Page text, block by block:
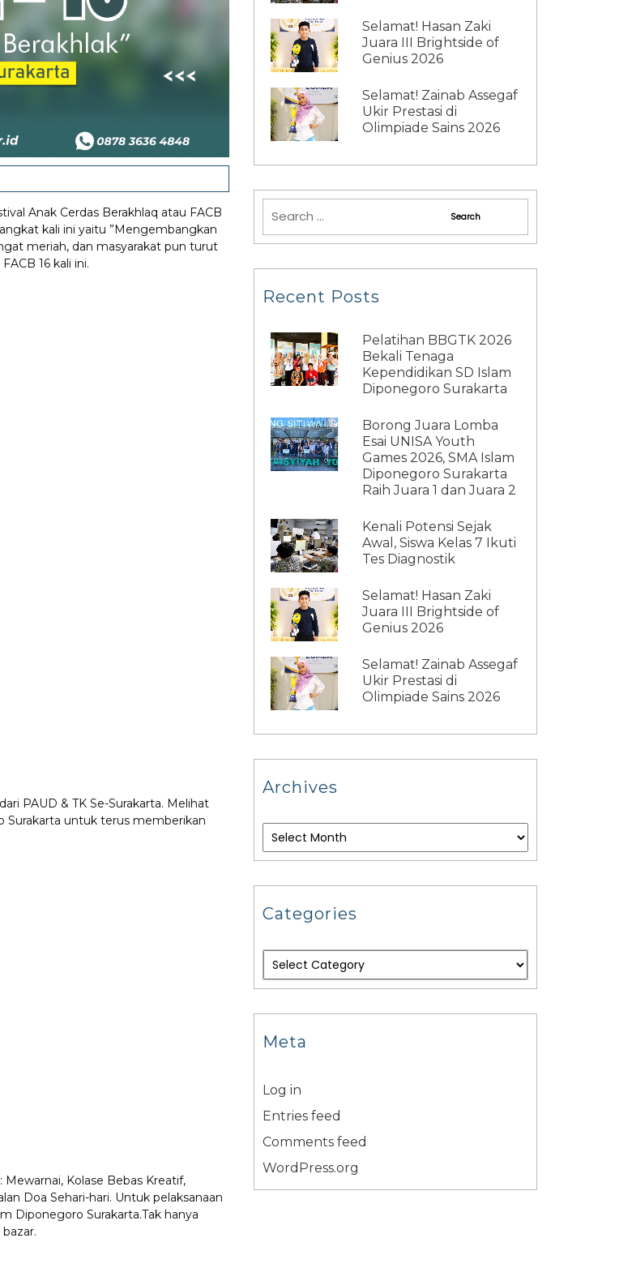
Anak Cerdas Berakhlaq atau FACB
kali ini yaitu ”Mengembangkan
meriah, dan masyarakat pun turut
16 kali ini.
PAUD & TK Se-Surakarta. Melihat
Surakarta untuk terus memberikan
Kolase Bebas Kreatif,
Doa Sehari-hari. Untuk pelaksanaan
Diponegoro Surakarta.Tak hanya
Selamat! Hasan Zaki
Juara III Brightside of
Genius 2026
Selamat! Zainab Assegaf
Ukir Prestasi di
Olimpiade Sains 2026
Recent Posts
Pelatihan BBGTK 2026
Bekali Tenaga
Kependidikan SD Islam
Diponegoro Surakarta
Borong Juara Lomba
Esai UNISA Youth
Games 2026, SMA Islam
Diponegoro Surakarta
Raih Juara 1 dan Juara 2
Kenali Potensi Sejak
Awal, Siswa Kelas 7 Ikuti
Tes Diagnostik
Selamat! Hasan Zaki
Juara III Brightside of
Genius 2026
Selamat! Zainab Assegaf
Ukir Prestasi di
Olimpiade Sains 2026
Archives
Categories
Meta
Log in
Entries feed
Comments feed
WordPress.org